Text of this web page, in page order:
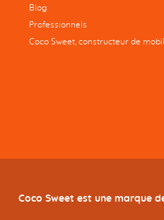
Blog
Professionnels
Coco Sweet, constructeur de
Coco Sweet est une marque